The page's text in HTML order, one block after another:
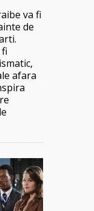
va fi
de
afara